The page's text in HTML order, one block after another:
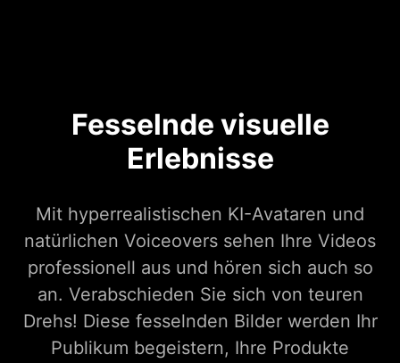
Fesselnde visuelle
Erlebnisse
Mit hyperrealistischen KI-Avataren und
natürlichen Voiceovers sehen Ihre Videos
professionell aus und hören sich auch so
an. Verabschieden Sie sich von teuren
Drehs! Diese fesselnden Bilder werden Ihr
Publikum begeistern, Ihre Produkte